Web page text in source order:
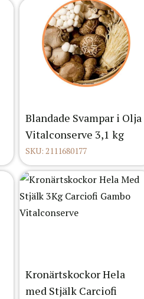
Blandade Svampar i Olja
Vitalconserve 3,1 kg
SKU: 2111680177
Kronärtskockor Hela
med Stjälk Carciofi